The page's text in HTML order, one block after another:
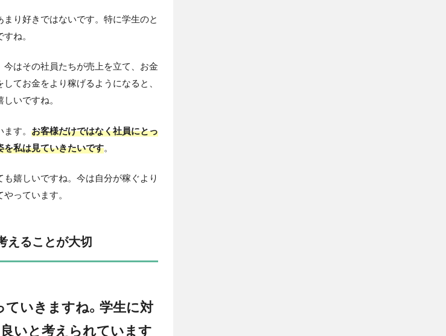
り好きではないです。特に学生のと
ね。
はその社員たちが売上を立て、お金
てお金をより稼げるようになると、
いですね。
す。 お客様だけではなく社員にとっ
を私は見ていきたいです。
嬉しいですね。今は自分が稼ぐより
っています。
えることが大切
いきますね。学生に対
いと考えられています